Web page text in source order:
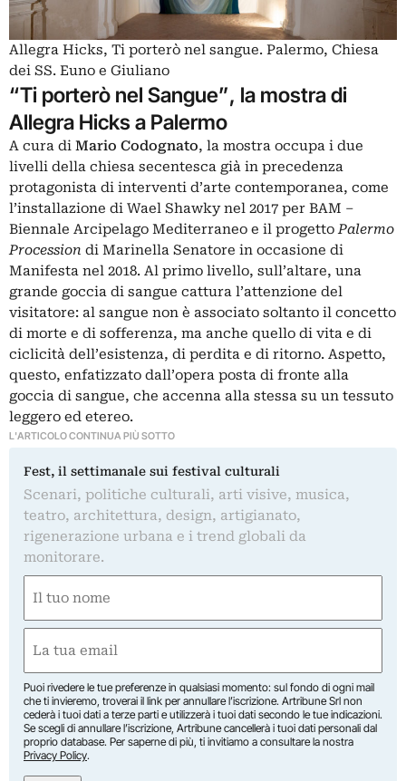
Allegra Hicks, Ti porterò nel sangue. Palermo, Chiesa
dei SS. Euno e Giuliano
“Ti porterò nel Sangue”, la mostra di
Allegra Hicks a Palermo
A cura di Mario Codognato, la mostra occupa i due
livelli della chiesa secentesca già in precedenza
protagonista di interventi d’arte contemporanea, come
l’installazione di Wael Shawky nel 2017 per BAM –
Biennale Arcipelago Mediterraneo e il progettoPalermo
Procession di Marinella Senatore in occasione di
Manifesta nel 2018. Al primo livello, sull’altare, una
grande goccia di sangue cattura l’attenzione del
visitatore: al sangue non è associato soltanto il concetto
di morte e di sofferenza, ma anche quello di vita e di
ciclicità dell’esistenza, di perdita e di ritorno. Aspetto,
questo, enfatizzato dall’opera posta di fronte alla
goccia di sangue, che accenna alla stessa su un tessuto
leggero ed etereo.
L'ARTICOLO CONTINUA PIÙ SOTTO
Fest, il settimanale sui festival culturali
Scenari, politiche culturali, arti visive, musica,
teatro, architettura, design, artigianato,
rigenerazione urbana e i trend globali da
monitorare.
(Required)
First
(Required)
Puoi rivedere le tue preferenze in qualsiasi momento: sul fondo di ogni mail
che ti invieremo, troverai il link per annullare l’iscrizione. Artribune Srl non
cederà i tuoi dati a terze parti e utilizzerà i tuoi dati secondo le tue indicazioni.
Se scegli di annullare l’iscrizione, Artribune cancellerà i tuoi dati personali dal
proprio database. Per saperne di più, ti invitiamo a consultare la nostra
Privacy Policy.